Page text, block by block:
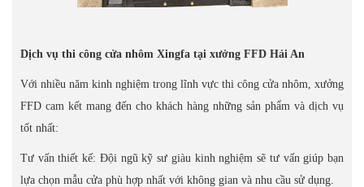
Dịch vụ thi công cửa nhôm Xingfa tại xưởng FFD Hải An
Với nhiều năm kinh nghiệm trong lĩnh vực thi công cửa nhôm, xưởng
FFD cam kết mang đến cho khách hàng những sản phẩm và dịch vụ
tốt nhất:
Tư vấn thiết kế: Đội ngũ kỹ sư giàu kinh nghiệm sẽ tư vấn giúp bạn
lựa chọn mẫu cửa phù hợp nhất với không gian và nhu cầu sử dụng.